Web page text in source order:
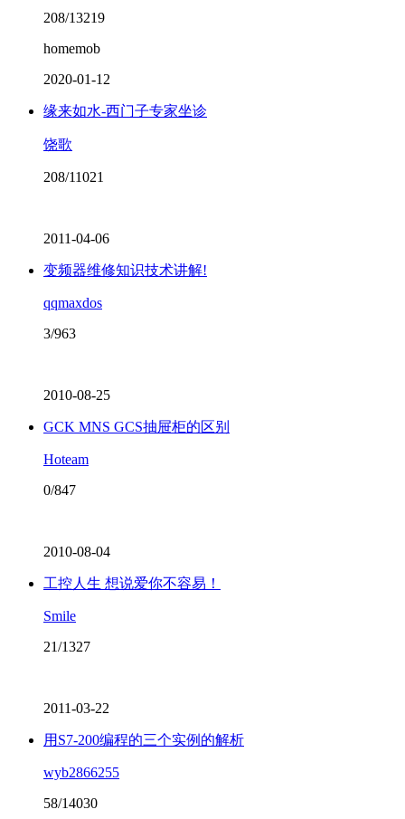
208/13219
homemob
2020-01-12
缘来如水-西门子专家坐诊
饶歌
208/11021
2011-04-06
变频器维修知识技术讲解!
qqmaxdos
3/963
2010-08-25
GCK MNS GCS抽屉柜的区别
Hoteam
0/847
2010-08-04
工控人生 想说爱你不容易！
Smile
21/1327
2011-03-22
用S7-200编程的三个实例的解析
wyb2866255
58/14030